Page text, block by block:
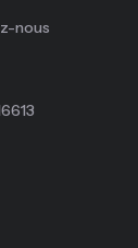
nous